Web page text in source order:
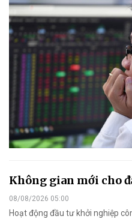
Không gian mới cho
08/08/2026 05:00
Hoạt động đầu tư khởi nghiệp